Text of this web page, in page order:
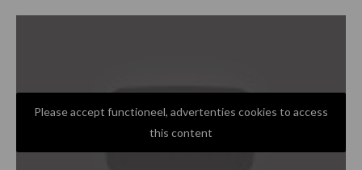
Please accept functioneel, advertenties cookies to access
this content